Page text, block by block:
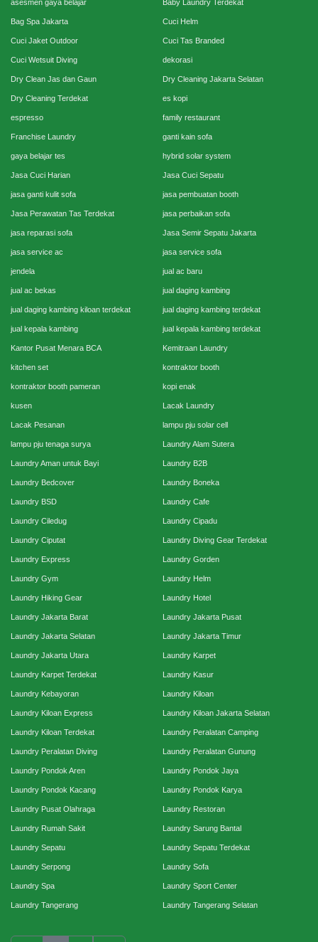
asesmen gaya belajar Baby Laundry Terdekat
Bag Spa Jakarta Cuci Helm
Cuci Jaket Outdoor Cuci Tas Branded
Cuci Wetsuit Diving dekorasi
Dry Clean Jas dan Gaun Dry Cleaning Jakarta Selatan
Dry Cleaning Terdekat es kopi
espresso family restaurant
Franchise Laundry ganti kain sofa
gaya belajar tes hybrid solar system
Jasa Cuci Harian Jasa Cuci Sepatu
jasa ganti kulit sofa jasa pembuatan booth
Jasa Perawatan Tas Terdekat jasa perbaikan sofa
jasa reparasi sofa Jasa Semir Sepatu Jakarta
jasa service ac jasa service sofa
jendela jual ac baru
jual ac bekas jual daging kambing
jual daging kambing kiloan terdekat jual daging kambing terdekat
jual kepala kambing jual kepala kambing terdekat
Kantor Pusat Menara BCA Kemitraan Laundry
kitchen set kontraktor booth
kontraktor booth pameran kopi enak
kusen Lacak Laundry
Lacak Pesanan lampu pju solar cell
lampu pju tenaga surya Laundry Alam Sutera
Laundry Aman untuk Bayi Laundry B2B
Laundry Bedcover Laundry Boneka
Laundry BSD Laundry Cafe
Laundry Ciledug Laundry Cipadu
Laundry Ciputat Laundry Diving Gear Terdekat
Laundry Express Laundry Gorden
Laundry Gym Laundry Helm
Laundry Hiking Gear Laundry Hotel
Laundry Jakarta Barat Laundry Jakarta Pusat
Laundry Jakarta Selatan Laundry Jakarta Timur
Laundry Jakarta Utara Laundry Karpet
Laundry Karpet Terdekat Laundry Kasur
Laundry Kebayoran Laundry Kiloan
Laundry Kiloan Express Laundry Kiloan Jakarta Selatan
Laundry Kiloan Terdekat Laundry Peralatan Camping
Laundry Peralatan Diving Laundry Peralatan Gunung
Laundry Pondok Aren Laundry Pondok Jaya
Laundry Pondok Kacang Laundry Pondok Karya
Laundry Pusat Olahraga Laundry Restoran
Laundry Rumah Sakit Laundry Sarung Bantal
Laundry Sepatu Laundry Sepatu Terdekat
Laundry Serpong Laundry Sofa
Laundry Spa Laundry Sport Center
Laundry Tangerang Laundry Tangerang Selatan